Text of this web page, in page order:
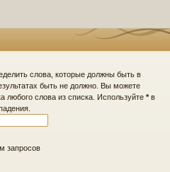
ия
слова, которые должны быть в
быть не должно. Вы можете
любого слова из списка. Используйте *в
запросов